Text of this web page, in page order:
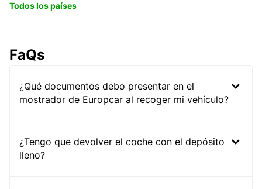
Todos los países
FaQs
¿Qué documentos debo presentar en el
mostrador de Europcar al recoger mi vehículo?
¿Tengo que devolver el coche con el depósito
lleno?